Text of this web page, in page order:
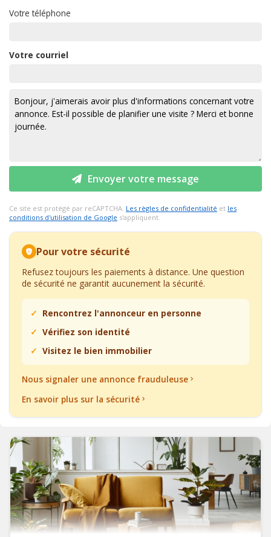
Votre téléphone
Votre courriel
Envoyer votre message
Ce site est protégé par reCAPTCHA. Les règles de confidentialité et les
conditions d'utilisation de Google s'appliquent.
Pour votre sécurité
Refusez toujours les paiements à distance. Une question
de sécurité ne garantit aucunement la sécurité.
Rencontrez l'annonceur en personne
Vérifiez son identité
Visitez le bien immobilier
Nous signaler une annonce frauduleuse
En savoir plus sur la sécurité